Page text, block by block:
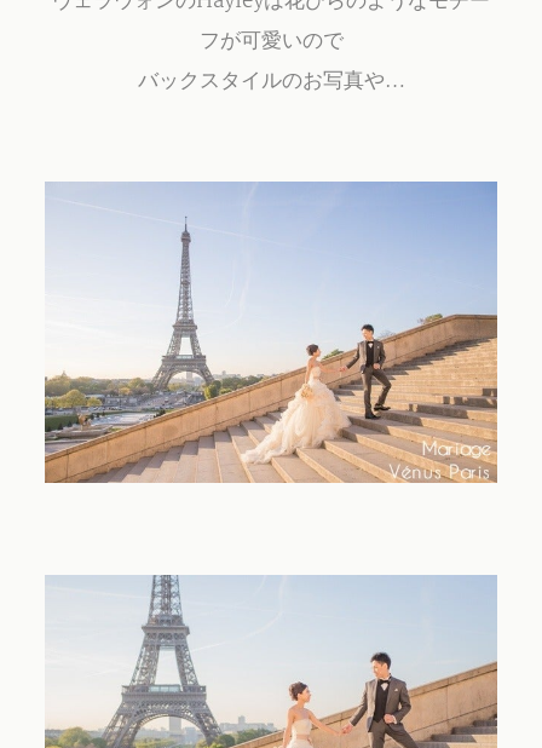
フが可愛いので
バックスタイルのお写真や…